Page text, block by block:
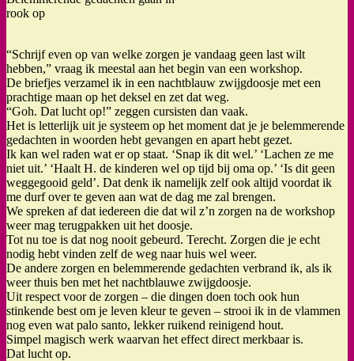
rook op
“Schrijf even op van welke zorgen je vandaag geen last wilt
hebben,” vraag ik meestal aan het begin van een workshop.
De briefjes verzamel ik in een nachtblauw zwijgdoosje met een
prachtige maan op het deksel en zet dat weg.
“Goh. Dat lucht op!” zeggen cursisten dan vaak.
Het is letterlijk uit je systeem op het moment dat je je belemmerende
gedachten in woorden hebt gevangen en apart hebt gezet.
Ik kan wel raden wat er op staat. ‘Snap ik dit wel.’ ‘Lachen ze me
niet uit.’ ‘Haalt H. de kinderen wel op tijd bij oma op.’ ‘Is dit geen
weggegooid geld’. Dat denk ik namelijk zelf ook altijd voordat ik
me durf over te geven aan wat de dag me zal brengen.
We spreken af dat iedereen die dat wil z’n zorgen na de workshop
weer mag terugpakken uit het doosje.
Tot nu toe is dat nog nooit gebeurd. Terecht. Zorgen die je echt
nodig hebt vinden zelf de weg naar huis wel weer.
De andere zorgen en belemmerende gedachten verbrand ik, als ik
weer thuis ben met het nachtblauwe zwijgdoosje.
Uit respect voor de zorgen – die dingen doen toch ook hun
stinkende best om je leven kleur te geven – strooi ik in de vlammen
nog even wat palo santo, lekker ruikend reinigend hout.
Simpel magisch werk waarvan het effect direct merkbaar is.
Dat lucht op.